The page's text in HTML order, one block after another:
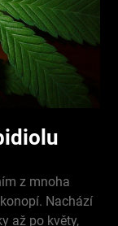
z mnoha
Nachází
až po květy,